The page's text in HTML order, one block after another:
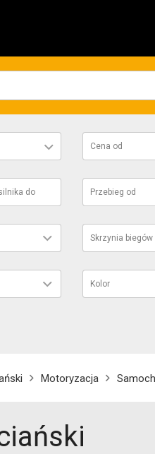
Cena od
do Przebieg od
Skrzynia biegów
Kolor
Motoryzacja